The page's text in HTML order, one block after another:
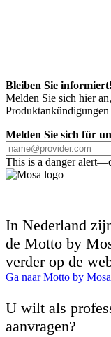
Bleiben Sie informiert!
Melden Sie sich hier
Melden Sie sich für
This is a danger
In Nederland
de Motto by
verder op de
Ga naar Motto by Mosa
U wilt als
aanvragen?